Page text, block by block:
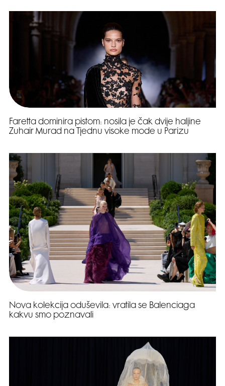
Faretta dominira pistom: nosila je čak dvije haljine
Zuhair Murad na Tjednu visoke mode u Parizu
Nova kolekcija oduševila: vratila se Balenciaga
kakvu smo poznavali